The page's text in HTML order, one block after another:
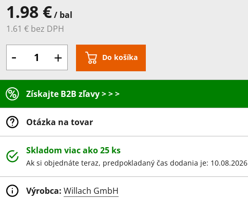
1.98 €/ bal
1.61 € bez DPH
- + Do košíka
Získajte B2B zľavy > > >
Otázka na tovar
Skladom viac ako 25 ks
Ak si objednáte teraz, predpokladaný čas dodania je: 10.08.2026
Výrobca: Willach GmbH